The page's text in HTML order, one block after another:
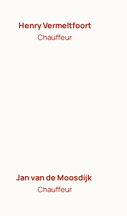
Henry Vermeltfoort
Chauffeur
Jan van de Moosdijk
Chauffeur